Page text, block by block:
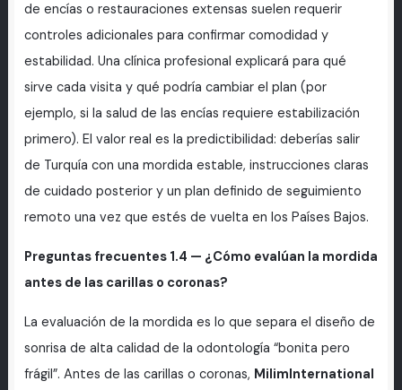
de encías o restauraciones extensas suelen requerir
controles adicionales para confirmar comodidad y
estabilidad. Una clínica profesional explicará para qué
sirve cada visita y qué podría cambiar el plan (por
ejemplo, si la salud de las encías requiere estabilización
primero). El valor real es la predictibilidad: deberías salir
de Turquía con una mordida estable, instrucciones claras
de cuidado posterior y un plan definido de seguimiento
remoto una vez que estés de vuelta en los Países Bajos.
Preguntas frecuentes 1.4 — ¿Cómo evalúan la mordida
antes de las carillas o coronas?
La evaluación de la mordida es lo que separa el diseño de
sonrisa de alta calidad de la odontología “bonita pero
frágil”. Antes de las carillas o coronas, MilimInternational